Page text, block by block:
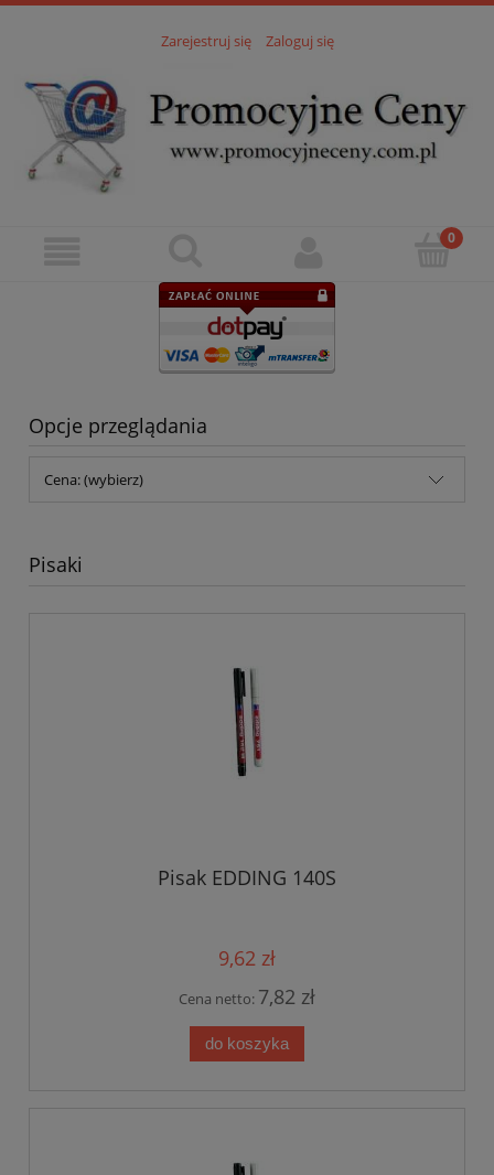
Zarejestruj się Zaloguj się
Opcje przeglądania
Cena: (wybierz)
Pisaki
Pisak EDDING 140S
9,62 zł
Cena netto: 7,82 zł
do koszyka